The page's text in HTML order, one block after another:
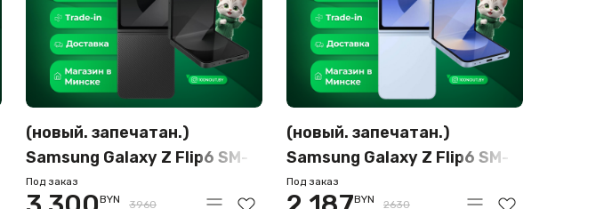
(новый. запечатан.)
Samsung Galaxy Z Flip6 SM-
F741B 12GB/512GB (черный)
Под заказ
BYN 3960
(новый. запечатан.)
Samsung Galaxy Z Flip6 SM-
F741B 12GB/256GB
Под заказ
BYN 2630